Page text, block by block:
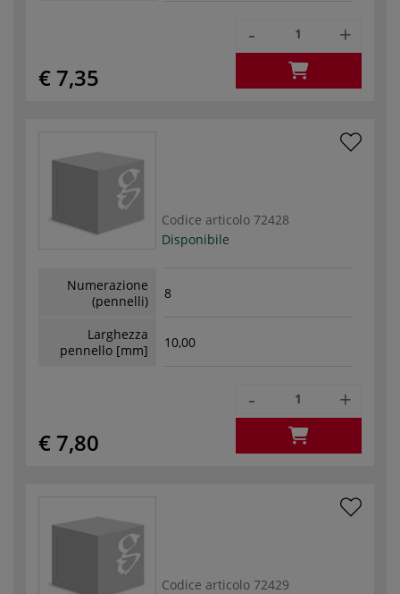
€ 7,35
- +
Codice articolo 72428
Disponibile
Numerazione
(pennelli)
8
Larghezza
pennello [mm]
10,00
€ 7,80
- +
Codice articolo 72429